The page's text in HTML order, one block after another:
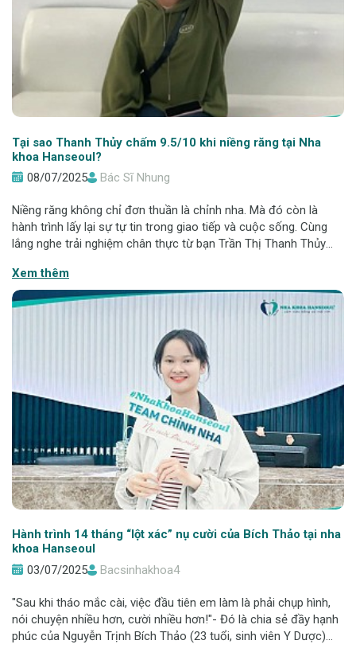
Tại sao Thanh Thủy chấm 9.5/10 khi niềng răng tại Nha
khoa Hanseoul?
08/07/2025
Bác Sĩ Nhung
Niềng răng không chỉ đơn thuần là chỉnh nha. Mà đó còn là
hành trình lấy lại sự tự tin trong giao tiếp và cuộc sống. Cùng
lắng nghe trải nghiệm chân thực từ bạn Trần Thị Thanh Thủy
khoa Hanseoul, để hiểu
Xem thêm
Hành trình 14 tháng “lột xác” nụ cười của Bích Thảo tại nha
khoa Hanseoul
03/07/2025
Bacsinhakhoa4
"Sau khi tháo mắc cài, việc đầu tiên em làm là phải chụp hình,
nói chuyện nhiều hơn, cười nhiều hơn!"- Đó là chia sẻ đầy hạnh
phúc của Nguyễn Trịnh Bích Thảo (23 tuổi, sinh viên Y Dược)